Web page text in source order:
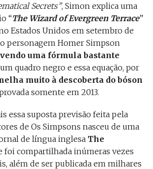
Secrets”, Simon explica uma
“The Wizard of Evergreen Terrace”
Estados Unidos em setembro de
personagem Homer Simpson
uma fórmula bastante
quadro negro e essa equação, por
muito à descoberta do bóson
somente em 2013.
essa suposta previsão feita pela
de Os Simpsons nasceu de uma
de língua inglesa The
foi compartilhada inúmeras vezes
além de ser publicada em milhares